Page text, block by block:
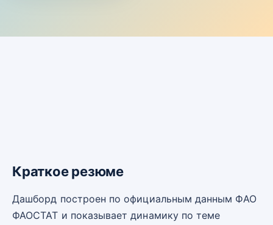
Краткое резюме
Дашборд построен по официальным данным ФАО
ФАОСТАТ и показывает динамику по теме